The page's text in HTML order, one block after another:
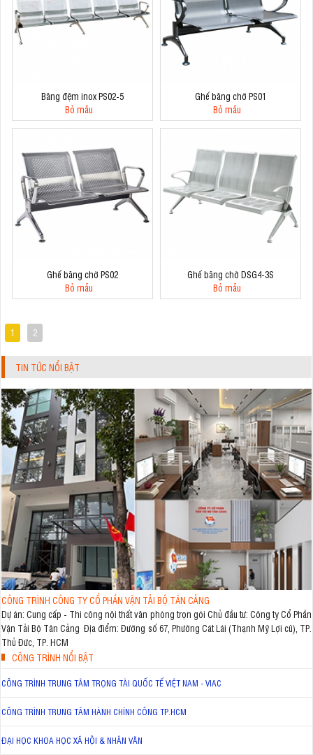
Băng đệm inox PS02-5
Bỏ mẫu
Ghế băng chờ PS01
Bỏ mẫu
Ghế băng chờ PS02
Bỏ mẫu
Ghế băng chờ DSG4-3S
Bỏ mẫu
1 2
TIN TỨC NỔI BẬT
CÔNG TRÌNH CÔNG TY CỔ PHẦN VẬN TẢI BỘ TÂN CẢNG
Dự án: Cung cấp - Thi công nội thất văn phòng trọn gói Chủ đầu tư: Công ty Cổ Phần
Vận Tải Bộ Tân Cảng Địa điểm: Đường số 67, Phường Cát Lái (Thạnh Mỹ Lợi cũ), TP.
Thủ Đức, TP. HCM
CÔNG TRÌNH NỔI BẬT
CÔNG TRÌNH TRUNG TÂM TRỌNG TÀI QUỐC TẾ VIỆT NAM - VIAC
CÔNG TRÌNH TRUNG TÂM HÀNH CHÍNH CÔNG TP.HCM
ĐẠI HỌC KHOA HỌC XÃ HỘI & NHÂN VĂN